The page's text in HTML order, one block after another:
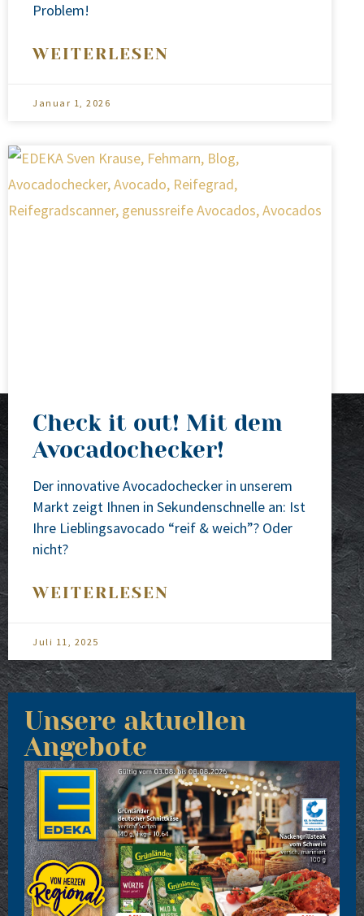
Pro­blem!
WEITERLESEN
Januar 1, 2026
Check it out! Mit dem
Avocadochecker!
Der inno­va­ti­ve Avo­ca­doch­ecker in unse­rem
Markt zeigt Ihnen in Sekun­den­schnel­le an: Ist
Ihre Lieb­lings­avo­ca­do “reif & weich”? Oder
nicht?
WEITERLESEN
Juli 11, 2025
Unsere aktuellen
Angebote